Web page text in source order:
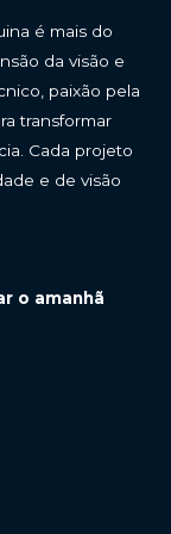
é mais do
da visão e
paixão pela
transformar
Cada projeto
e de visão
o amanhã